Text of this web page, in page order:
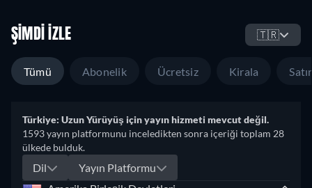
ŞIMDI İZLE 🇹🇷
Tümü Abonelik Ücretsiz Kirala
Türkiye: Uzun Yürüyüş için yayın hizmeti mevcut değil.
1593 yayın platformunu inceledikten sonra içeriği toplam 28
ülkede bulduk.
Dil
Yayın Platformu